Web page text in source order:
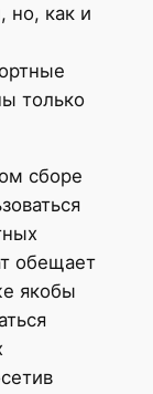
но, как и
только
сборе
обещает
якобы